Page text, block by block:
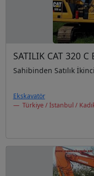
SATILIK CAT 320 C
Sahibinden Satılık
Ekskavatör
Türkiye / İstanbul /